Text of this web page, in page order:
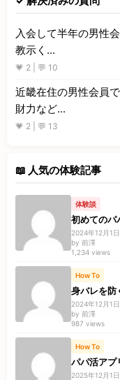
入会して半年の男性
教示く...
💗 2 | 💬 10
近畿在住の男性会員
財力など...
💗 2 | 💬 13
📖 人気の体験記事
体験談
初めてのパ
2024年12月1日
by 前澤
1,234 views
How To
身バレを防
2024年12月1日
by 前澤
987 views
How To
パパ活アプ
2025年12月1日